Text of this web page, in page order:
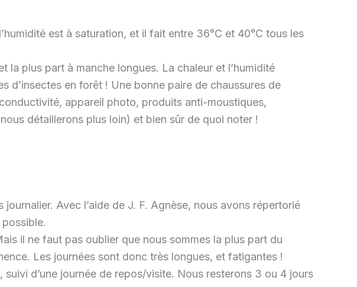
est à saturation, et il fait entre 36°C et 40°C tous les
plus part à manche longues. La chaleur et l’humidité
d’insectes en forêt ! Une bonne paire de chaussures de
appareil photo, produits anti-moustiques,
détaillerons plus loin) et bien sûr de quoi noter !
Avec l’aide de J. F. Agnèse, nous avons répertorié
il ne faut pas oublier que nous sommes la plus part du
Les journées sont donc très longues, et fatigantes !
d’une journée de repos/visite. Nous resterons 3 ou 4 jours